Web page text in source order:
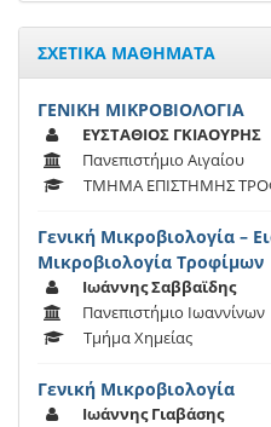
ΣΧΕΤΙΚΑ ΜΑΘΗΜΑΤΑ
ΓΕΝΙΚΗ ΜΙΚΡΟΒΙΟΛΟΓΙΑ
ΕΥΣΤΑΘΙΟΣ ΓΚΙΑΟΥΡΗΣ
Πανεπιστήμιο Αιγαίου
ΤΜΗΜΑ ΕΠΙΣΤΗΜΗΣ
Γενική Μικροβιολογία –
Μικροβιολογία Τροφίμων
Ιωάννης Σαββαϊδης
Πανεπιστήμιο Ιωαννίνων
Τμήμα Χημείας
Γενική Μικροβιολογία
Ιωάννης Γιαβάσης